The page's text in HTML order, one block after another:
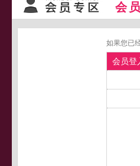
会
如果您已
会员登